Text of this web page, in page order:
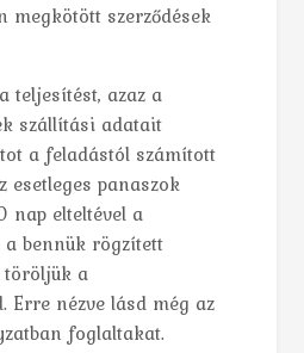
megkötött szerződések
teljesítést, azaz a
szállítási adatait
a feladástól számított
panaszok
nap elteltével a
a bennük rögzített
töröljük a
nézve lásd még az
foglaltakat.